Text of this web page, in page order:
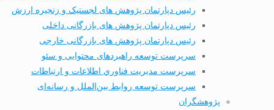
رئیس دپارتمان پژوهش های لجستیک و زنجیره ارزش
رئیس دپارتمان پژوهش های بازرگانی داخلی
رئیس دپارتمان پژوهش های بازرگانی خارجی
سرپرست توسعه راهبردهای محتوایی و سئو
سرپرست مديریت فناوري اطلاعات و ارتباطات
سرپرست توسعه روابط بین‌الملل و رسانه‌ای
پژوهشگران